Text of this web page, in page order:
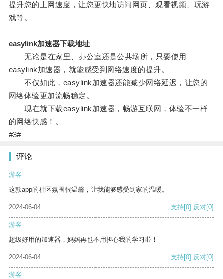
提升您的上网速度，让您更快地访问网页、观看视频、玩游
戏等。
easylink加速器下载地址
无论是在家里、办公室还是公共场所，只要使用
easylink加速器，就能感受到网络速度的提升。
不仅如此，easylink加速器还能减少网络延迟，让您的
网络体验更加流畅稳定。
现在就下载easylink加速器，畅游互联网，体验不一样
的网络快感！。
#3#
评论
游客
这款app的社区氛围很温馨，让我能够感受到家的温暖。
2024-06-04 支持[0] 反对[0]
游客
超级好用的加速器，妈妈再也不用担心我的学习啦！
2024-06-04 支持[0] 反对[0]
游客